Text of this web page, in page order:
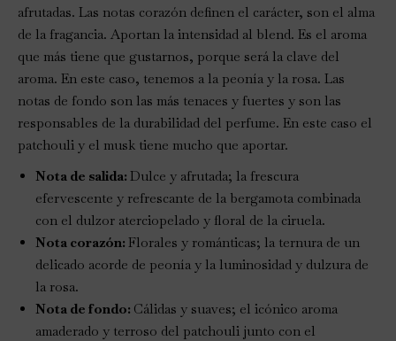
afrutadas. Las notas corazón definen el carácter, son el alma
de la fragancia. Aportan la intensidad al blend. Es el aroma
que más tiene que gustarnos, porque será la clave del
aroma. En este caso, tenemos a la peonía y la rosa. Las
notas de fondo son las más tenaces y fuertes y son las
responsables de la durabilidad del perfume. En este caso el
patchouli y el musk tiene mucho que aportar.
Nota de salida: Dulce y afrutada; la frescura
efervescente y refrescante de la bergamota combinada
con el dulzor aterciopelado y floral de la ciruela.
Nota corazón: Florales y románticas; la ternura de un
delicado acorde de peonía y la luminosidad y dulzura de
la rosa.
Nota de fondo: Cálidas y suaves; el icónico aroma
amaderado y terroso del patchouli junto con el